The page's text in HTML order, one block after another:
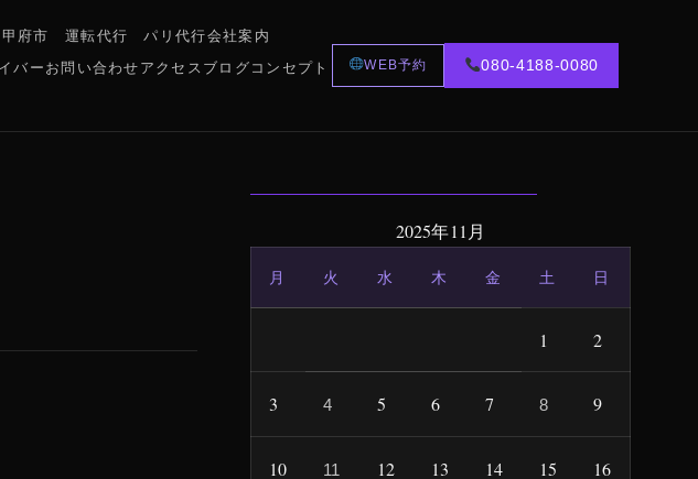
府市 運転代行 パリ代行会社案内
バーお問い合わせ アクセス ブログ コンセプト
WEB予約 080-4188-0080
2025年11月
月 火 水 木 金 土 日
1 2
3 4 5 6 7 8 9
10 11 12 13 14 15 16